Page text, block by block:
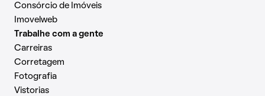
Consórcio de Imóveis
Imovelweb
Trabalhe com a gente
Carreiras
Corretagem
Fotografia
Vistorias